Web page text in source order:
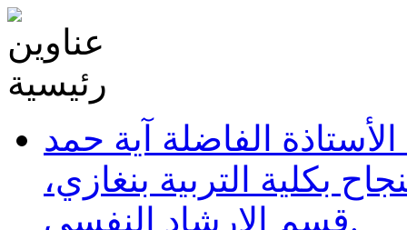
الفاضلة آية حمد
بكلية التربية بنغازي،
قسم الإرشاد النفسي.